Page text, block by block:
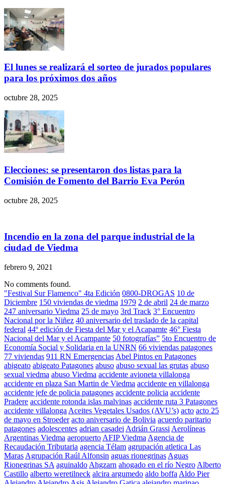
El lunes se realizará el sorteo de jurados populares
para los próximos dos años
octubre 28, 2025
Elecciones: se presentaron dos listas para la
Comisión de Fomento del Barrio Eva Perón
octubre 28, 2025
Incendio en la zona del parque industrial de la
ciudad de Viedma
febrero 9, 2021
No comments found.
"Festival Sur Flamenco" 4ta Edición 0800-DROGAS 10 de
Diciembre 150 viviendas de viedma 1979 2 de abril 24 de marzo
247 aniversario Viedma 25 de mayo 3rd Track 3° Encuentro
Nacional por la Niñez 40 aniversario del traslado de la capital
federal 44º edición de Fiesta del Mar y el Acapamte 46° Fiesta
Nacional del Mar y el Acampante 50 fotografías” 5to Encuentro de
Economía Social y Solidaria en la UNRN 66 viviendas patagones
77 viviendas 911 RN Emergencias Abel Pintos en Patagones
abigeato abigeato Patagones abuso abuso sexual las grutas abuso
sexual viedma abuso Viedma accidente avioneta villalonga
accidente en plaza San Martin de Viedma accidente en villalonga
accidente jefe de policia patagones accidente policia accidente
Pradere accidente rotonda islas malvinas accidente ruta 3 Patagones
accidente villalonga Aceites Vegetales Usados (AVU’s) acto acto 25
de mayo en Stroeder acto aniversario de Bolivia acuerdo paritario
patagones adolescentes adrian casadei Adrián Grassi Aerolíneas
Argentinas Viedma aeropuerto AFIP Viedma Agencia de
Recaudación Tributaria agencia Télam agrupación atletica Las
Maras Agrupación Raúl Alfonsin aguas rionegrinas Aguas
Rionegrinas SA aguinaldo Ahgzarn ahogado en el río Negro Alberto
Castillo alberto weretilneck alcira argumedo aldo boffa Aldo Pier